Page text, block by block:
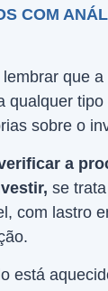
COM
que
qualquer
sobre o
a
se
com lastro
está